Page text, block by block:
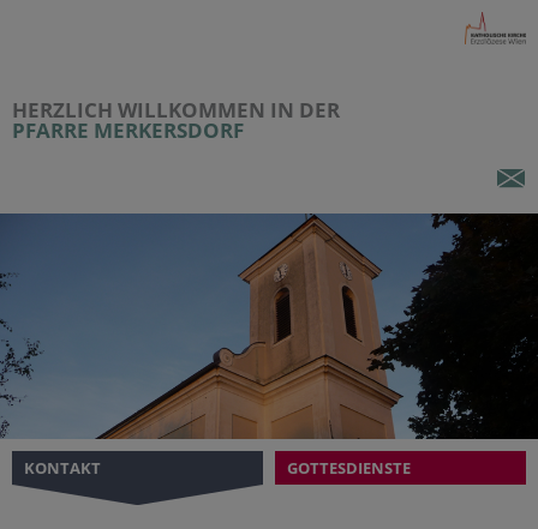
HERZLICH WILLKOMMEN IN DER
PFARRE MERKERSDORF
KONTAKT GOTTESDIENSTE